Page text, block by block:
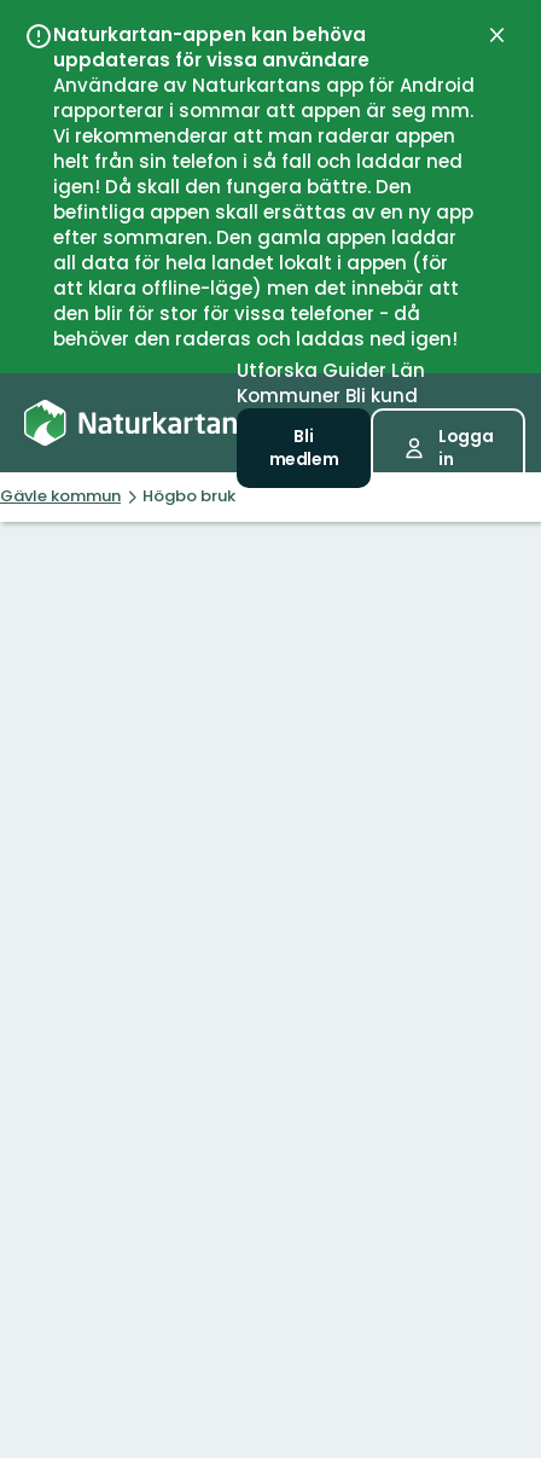
Naturkartan-appen kan behöva
uppdateras för vissa användare
Användare av Naturkartans app för Android
rapporterar i sommar att appen är seg mm.
Vi rekommenderar att man raderar appen
helt från sin telefon i så fall och laddar ned
igen! Då skall den fungera bättre. Den
befintliga appen skall ersättas av en ny app
efter sommaren. Den gamla appen laddar
all data för hela landet lokalt i appen (för
att klara offline-läge) men det innebär att
den blir för stor för vissa telefoner - då
behöver den raderas och laddas ned igen!
UtforskaGuiderLän
Kommuner Bli kund
Bli
medlem
Logga
in
Gävle kommun Högbo bruk